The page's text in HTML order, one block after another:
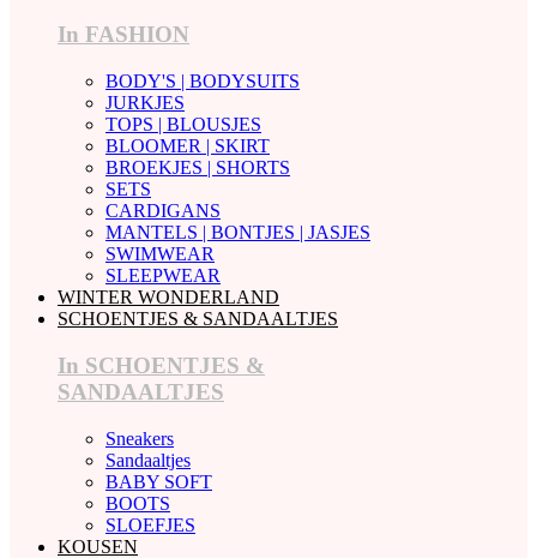
In FASHION
BODY'S | BODYSUITS
JURKJES
TOPS | BLOUSJES
BLOOMER | SKIRT
BROEKJES | SHORTS
SETS
CARDIGANS
MANTELS | BONTJES | JASJES
SWIMWEAR
SLEEPWEAR
WINTER WONDERLAND
SCHOENTJES & SANDAALTJES
In SCHOENTJES &
SANDAALTJES
Sneakers
Sandaaltjes
BABY SOFT
BOOTS
SLOEFJES
KOUSEN